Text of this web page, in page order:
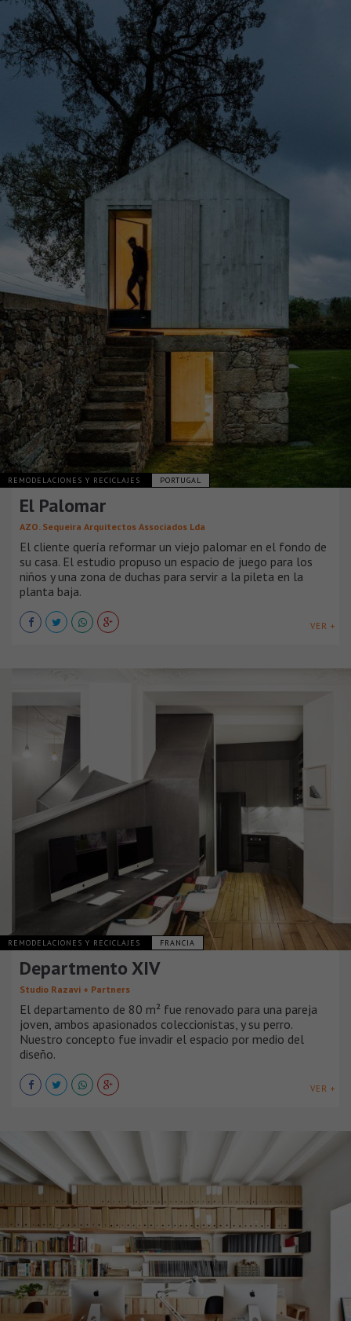
REMODELACIONES Y RECICLAJES PORTUGAL
El Palomar
AZO. Sequeira Arquitectos Associados Lda
El cliente quería reformar un viejo palomar en el fondo de
su casa. El estudio propuso un espacio de juego para los
niños y una zona de duchas para servir a la pileta en la
planta baja.
VER +
REMODELACIONES Y RECICLAJES FRANCIA
Departmento XIV
Studio Razavi + Partners
El departamento de 80 m² fue renovado para una pareja
joven, ambos apasionados coleccionistas, y su perro.
Nuestro concepto fue invadir el espacio por medio del
diseño.
VER +